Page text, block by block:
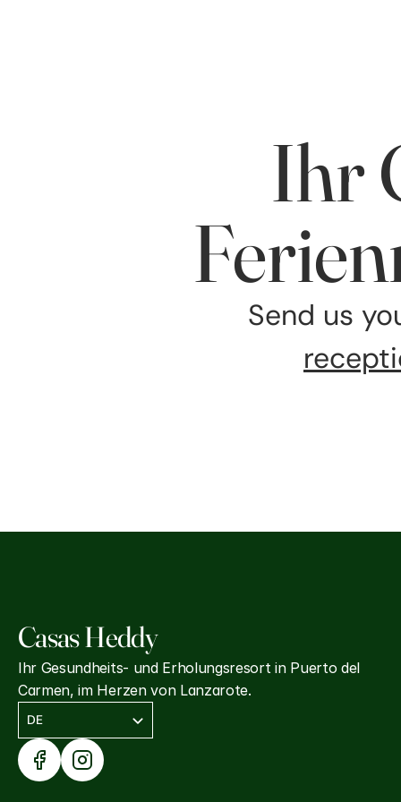
Ihr
Send us
Casas Heddy
Ihr Gesundheits- und Erholungsresort in Puerto del
Carmen, im Herzen von Lanzarote.
DE